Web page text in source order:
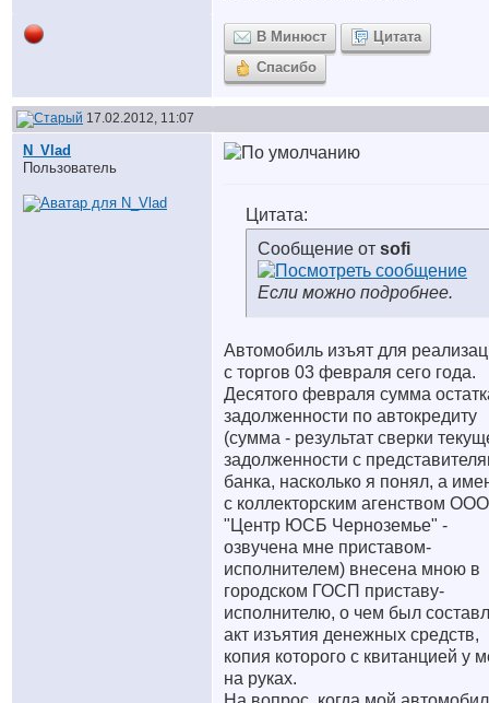
В Минюст
Цитата
Спасибо
17.02.2012, 11:07
N_Vlad
Пользователь
Цитата:
Сообщение от sofi
Если можно подробнее.
Автомобиль изъят для
с торгов 03 февраля сего года.
Десятого февраля сумма
задолженности по автокредиту
(сумма - результат сверки
задолженности с
банка, насколько я понял, а
с коллекторским агенством ООО
"Центр ЮСБ Черноземье" -
озвучена мне приставом-
исполнителем) внесена мною в
городском ГОСП приставу-
исполнителю, о чем был
акт изъятия денежных средств,
копия которого с квитанцией у
на руках.